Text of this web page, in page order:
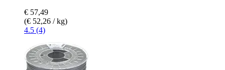
€ 57,49
(€ 52,26 / kg)
4.5 (4)